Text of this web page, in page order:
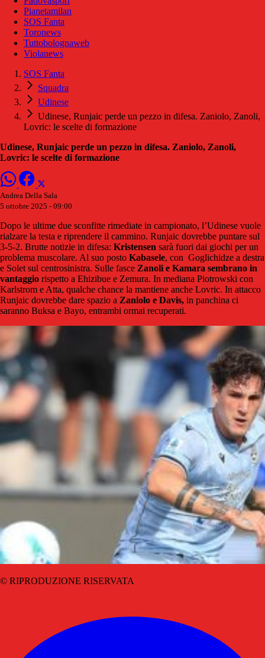
Pianetamilan
SOS Fanta
Toronews
Tuttobolognaweb
Violanews
SOS Fanta
Squadra
Udinese
Udinese, Runjaic perde un pezzo in difesa. Zaniolo, Zanoli,
Lovric: le scelte di formazione
Udinese, Runjaic perde un pezzo in difesa. Zaniolo, Zanoli,
Lovric: le scelte di formazione
Andrea Della Sala
5 ottobre 2025 - 09:00
Dopo le ultime due sconfitte rimediate in campionato, l’Udinese vuole
rialzare la testa e riprendere il cammino. Runjaic dovrebbe puntare sul
3-5-2. Brutte notizie in difesa: Kristensen sarà fuori dai giochi per un
problema muscolare. Al suo posto Kabasele, con Goglichidze a destra
e Solet sul centrosinistra. Sulle fasce Zanoli e Kamara sembrano in
vantaggio rispetto a Ehizibue e Zemura. In mediana Piotrowski con
Karlstrom e Atta, qualche chance la mantiene anche Lovric. In attacco
Runjaic dovrebbe dare spazio a Zaniolo e Davis, in panchina ci
saranno Buksa e Bayo, entrambi ormai recuperati.
© RIPRODUZIONE RISERVATA